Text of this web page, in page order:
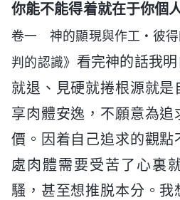
你能不能得着就在于你個
卷一 神的顯現與作工・彼
判的認識》 看完神的話我
就退、見硬就捲根源就
享肉體安逸，不願意為
價。因着自己追求的觀點
處肉體需要受苦了心裏
騷，甚至想推脱本分。